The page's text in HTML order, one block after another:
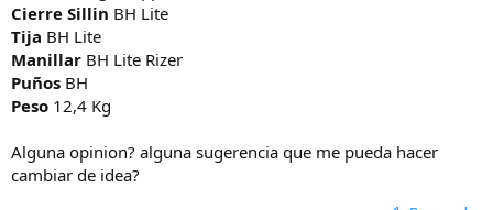
Cierre Sillin BH Lite
Tija BH Lite
Manillar BH Lite Rizer
Puños BH
Peso 12,4 Kg
Alguna opinion? alguna sugerencia que me pueda hacer
cambiar de idea?